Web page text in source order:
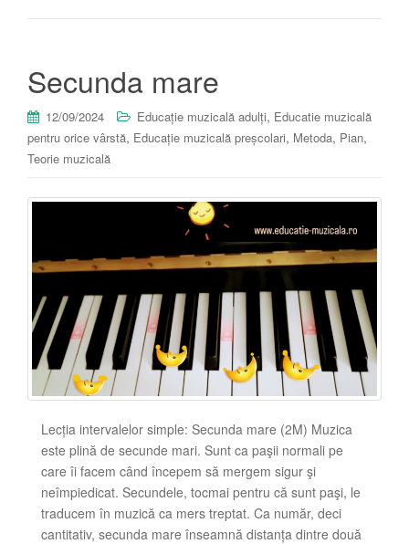
Secunda mare
12/09/2024 Educație muzicală adulți, Educatie muzicală
pentru orice vârstă, Educație muzicală preșcolari, Metoda, Pian,
Teorie muzicală
Lecția intervalelor simple: Secunda mare (2M) Muzica
este plină de secunde mari. Sunt ca paşii normali pe
care îi facem când începem să mergem sigur şi
neîmpiedicat. Secundele, tocmai pentru că sunt paşi, le
traducem în muzică ca mers treptat. Ca număr, deci
cantitativ, secunda mare înseamnă distanța dintre două